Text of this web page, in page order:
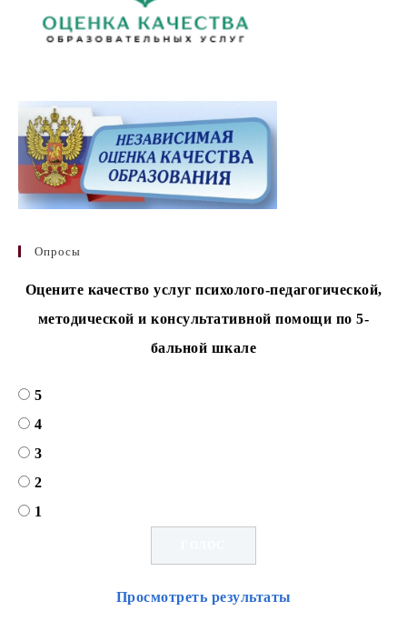
Опросы
Оцените качество услуг психолого-педагогической,
методической и консультативной помощи по 5-
бальной шкале
5
4
3
2
1
Просмотреть результаты